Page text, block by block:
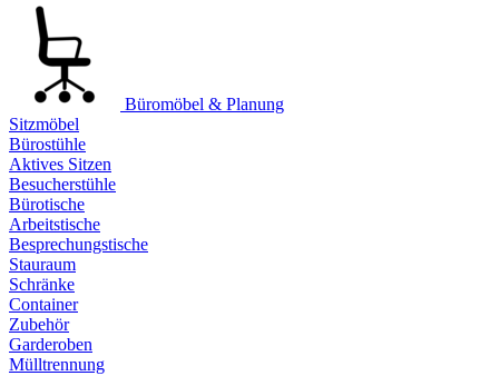
Büromöbel & Planung
Sitzmöbel
Bürostühle
Aktives Sitzen
Besucherstühle
Bürotische
Arbeitstische
Besprechungstische
Stauraum
Schränke
Container
Zubehör
Garderoben
Mülltrennung